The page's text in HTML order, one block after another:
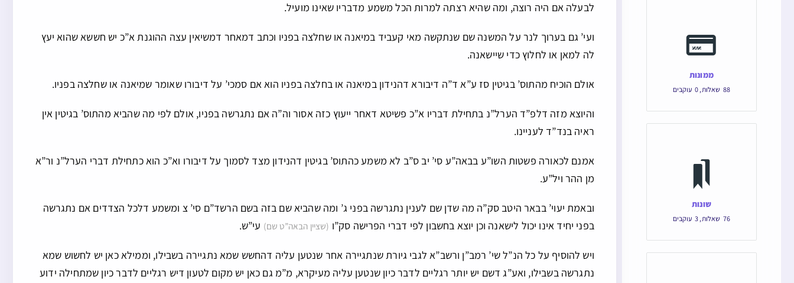
לבעלה אם היה רוצה, ומה שהיא רצתה למרות הכל משמע מדבריו שאינו מועיל.
ועי’ גם בערוך לנר על המשנה שם שנתקשה מאי קעביד במיאנה או שחלצה בפניו וכתב דמאחר דמשיאין עצה ההוגנת א”כ יש חששא שהוא יעץ
לה למאן או לחלוץ כדי שיישאנה.
אולם הוכיח מהתוס’ בגיטין סז ע”א ד”ה דיבורא דהנידון במיאנה או בחלצה בפניו הוא אם סמכי’ על דיבורו שאומר שמיאנה או שחלצה בפניו.
והיוצא מזה דלפ”ד הערל”נ בתחילת דבריו א”כ פשיטא דאחר ייעוץ כזה אסור וה”ה אם נתגרשה בפניו, אולם לפי מה שהביא מהתוס’ בגיטין אין
ראיה בנד”ד לעניינו.
אמנם לכאורה פשטות השו”ע בבאה”ע סי’ יב ס”ב לא משמע כהתוס’ בגיטין דהנידון מצד לסמוך על דיבורו וא”כ הוא כתחילת דברי הערל”נ ור”א
מן ההר ויל”ע.
ובאמת יעוי’ בבאר היטב סק”ה מה שדן שם לענין נתגרשה בפני ג’ ומה שהביא שם בזה בשם הרשד”ם סי’ צ ומשמע דלכל הצדדים אם נתגרשה
בפני יחיד אינו יכול לישאנה וכן יוצא בחשבון לפי דברי הפרישה סק”ו (שציין הבאה”ט שם) עי”ש.
ויש להוסיף על כל הנ”ל שי’ רמב”ן ורשב”א לגבי גיורת שנתגיירה אחר שנטען עליה דהחשש שמא נתגיירה בשבילו, וממילא כאן יש לחשוש שמא
נתגרשה בשבילו, ואע”ג דשם יש יותר רגליים לדבר כיון שנטען עליה מעיקרא, מ”מ גם כאן יש מקום לטעון דיש רגליים לדבר כיון שמתחילה ידוע
ממונות
88 שאלות,
0 עוקבים
שונות
76 שאלות,
3 עוקבים